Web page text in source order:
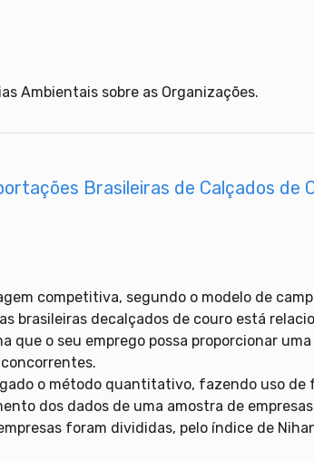
Ambientais sobre as Organizações.
Brasileiras de Calçados de
competitiva, segundo o modelo de
brasileiras decalçados de couro está
o seu emprego possa proporcionar
o método quantitativo, fazendo uso
dos dados de uma amostra de
foram divididas, pelo índice de